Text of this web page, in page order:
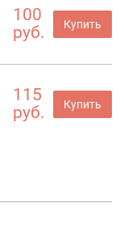
100
руб.
Купить
115
руб.
Купить